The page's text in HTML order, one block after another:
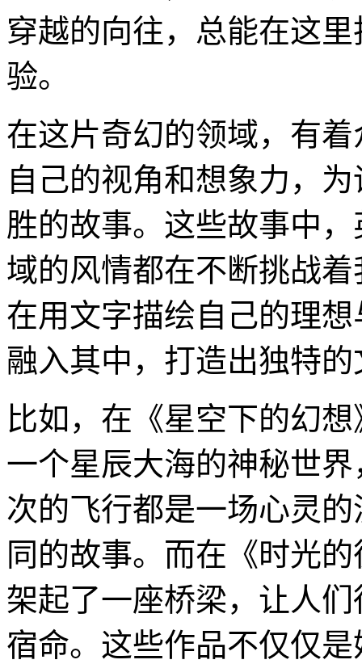
穿越的向往，总能在这
验。
在这片奇幻的领域，有
自己的视角和想象力，
胜的故事。这些故事中
域的风情都在不断挑战
在用文字描绘自己的理
融入其中，打造出独特
比如，在《星空下的幻
一个星辰大海的神秘世
次的飞行都是一场心灵
同的故事。而在《时光
架起了一座桥梁，让人
宿命。这些作品不仅仅